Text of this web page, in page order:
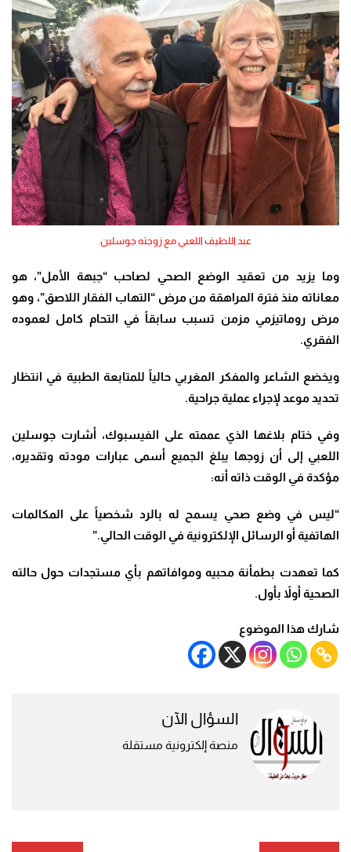
عبد اللطيف اللعبي مع زوجته جوسلين
وما يزيد من تعقيد الوضع الصحي لصاحب “جبهة الأمل”، هو
معاناته منذ فترة المراهقة من مرض “التهاب الفقار اللاصق”، وهو
مرض روماتيزمي مزمن تسبب سابقاً في التحام كامل لعموده
الفقري.
ويخضع الشاعر والمفكر المغربي حالياً للمتابعة الطبية في انتظار
تحديد موعد لإجراء عملية جراحية.
وفي ختام بلاغها الذي عممته على الفيسبوك، أشارت جوسلين
اللعبي إلى أن زوجها يبلغ الجميع أسمى عبارات مودته وتقديره،
مؤكدة في الوقت ذاته أنه:
“ليس في وضع صحي يسمح له بالرد شخصياً على المكالمات
الهاتفية أو الرسائل الإلكترونية في الوقت الحالي.”
كما تعهدت بطمأنة محبيه وموافاتهم بأي مستجدات حول حالته
الصحية أولاً بأول.
شارك هذا الموضوع
السؤال الآن
منصة إلكترونية مستقلة